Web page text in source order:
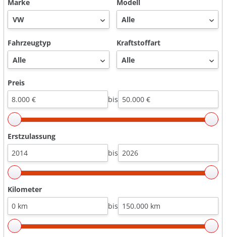
Marke
Modell
Fahrzeugtyp Kraftstoffart
Preis
bis
Erstzulassung
bis
Kilometer
bis